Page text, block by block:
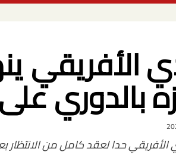
بالدوري
حدا لعقد كامل من الانتظار بعد فوزه 1-0 على الترجي